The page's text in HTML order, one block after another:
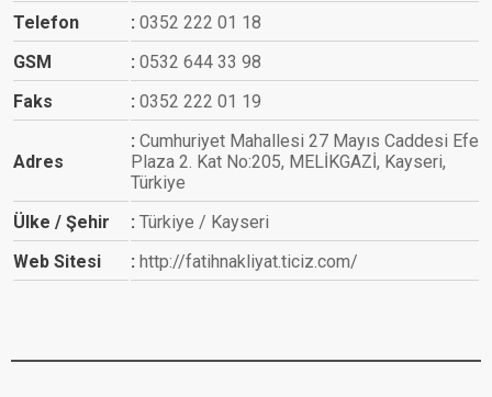
Telefon
0352 222 01 18
GSM
0532 644 33 98
Faks
0352 222 01 19
Adres
Cumhuriyet Mahallesi 27 Mayıs Caddesi Efe
Plaza 2. Kat No:205, MELİKGAZİ, Kayseri,
Türkiye
Ülke / Şehir
Türkiye / Kayseri
Web Sitesi
http://fatihnakliyat.ticiz.com/